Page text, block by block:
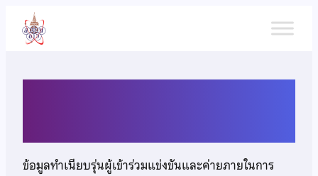
เนื้อหา
ข้อมูลทำเนียบรุ่นผู้เข้าร่วมแข่งขันและค่ายภายในการ